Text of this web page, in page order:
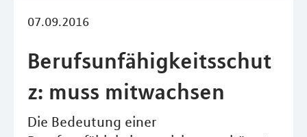
07.09.2016
Berufsunfähigkeitsschut
z: muss mitwachsen
Die Bedeutung einer